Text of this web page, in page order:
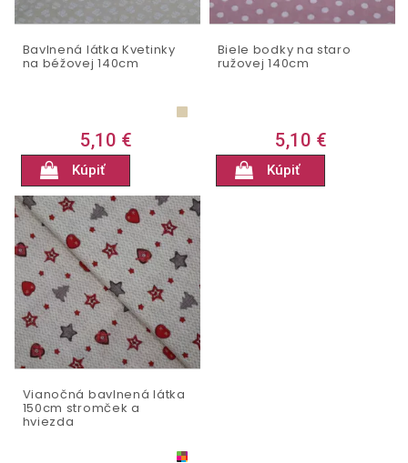
Bavlnená látka Kvetinky
na béžovej 140cm
5,10 €
Kúpiť
Biele bodky na staro
ružovej 140cm
5,10 €
Kúpiť
Vianočná bavlnená látka
150cm stromček a
hviezda